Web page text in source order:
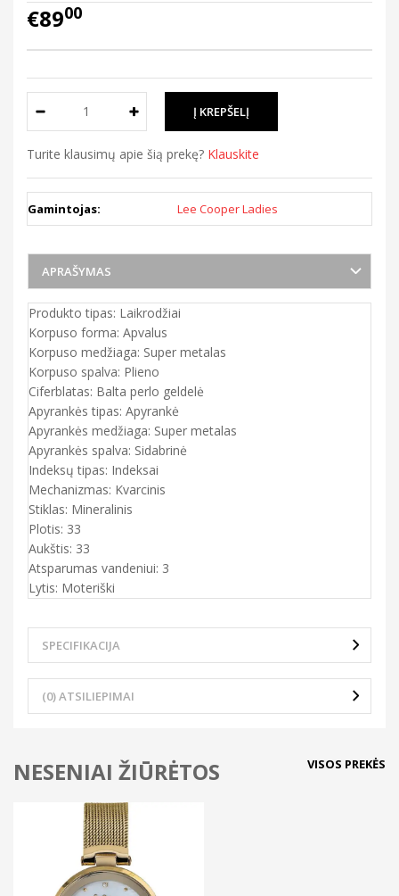
€8900
Turite klausimų apie šią prekę? Klauskite
Gamintojas: Lee Cooper Ladies
APRAŠYMAS
Produkto tipas: Laikrodžiai
Korpuso forma: Apvalus
Korpuso medžiaga: Super metalas
Korpuso spalva: Plieno
Ciferblatas: Balta perlo geldelė
Apyrankės tipas: Apyrankė
Apyrankės medžiaga: Super metalas
Apyrankės spalva: Sidabrinė
Indeksų tipas: Indeksai
Mechanizmas: Kvarcinis
Stiklas: Mineralinis
Plotis: 33
Aukštis: 33
Atsparumas vandeniui: 3
Lytis: Moteriški
SPECIFIKACIJA
(0) ATSILIEPIMAI
NESENIAI ŽIŪRĖTOS VISOS PREKĖS